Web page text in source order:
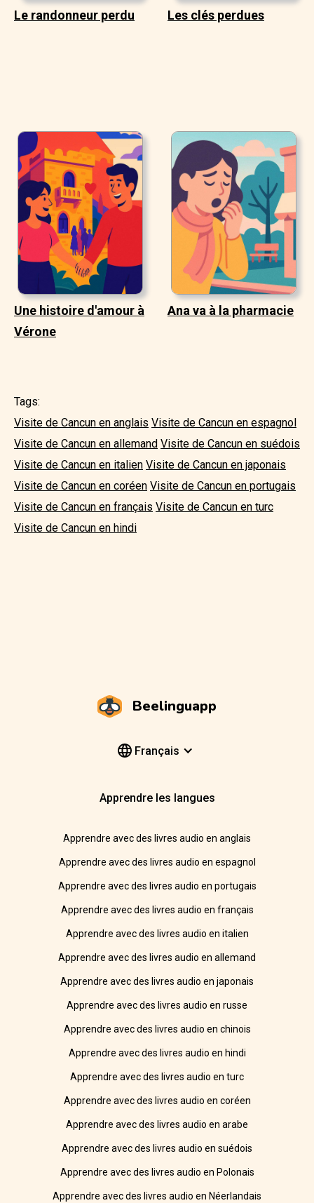
Le randonneur perdu Les clés perdues
Une histoire d'amour à
Vérone
Ana va à la pharmacie
Tags:
Visite de Cancun en anglais Visite de Cancun en espagnol
Visite de Cancun en allemand Visite de Cancun en suédois
Visite de Cancun en italien Visite de Cancun en japonais
Visite de Cancun en coréen Visite de Cancun en portugais
Visite de Cancun en français Visite de Cancun en turc
Visite de Cancun en hindi
Beelinguapp
Français
Apprendre les langues
Apprendre avec des livres audio en anglais
Apprendre avec des livres audio en espagnol
Apprendre avec des livres audio en portugais
Apprendre avec des livres audio en français
Apprendre avec des livres audio en italien
Apprendre avec des livres audio en allemand
Apprendre avec des livres audio en japonais
Apprendre avec des livres audio en russe
Apprendre avec des livres audio en chinois
Apprendre avec des livres audio en hindi
Apprendre avec des livres audio en turc
Apprendre avec des livres audio en coréen
Apprendre avec des livres audio en arabe
Apprendre avec des livres audio en suédois
Apprendre avec des livres audio en Polonais
Apprendre avec des livres audio en Néerlandais